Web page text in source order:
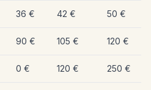
36 € 42 € 50 €
90 € 105 € 120 €
0 € 120 € 250 €